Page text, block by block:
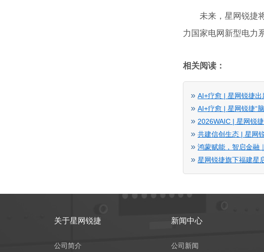
未来，星网锐捷将
力国家电网新型电力
相关阅读：
» AI+疗愈 | 星网锐捷
» AI+疗愈 | 星网锐捷“
» 2026WAIC | 星网锐
» 共建信创生态 | 星网
» 鸿蒙赋能，智启金融
» 星网锐捷旗下福建星
关于星网锐捷
公司简介
新闻中心
公司新闻